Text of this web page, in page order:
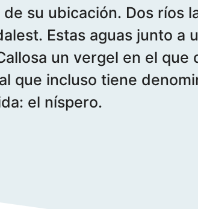
su ubicación. Dos ríos
Estas aguas junto a
un vergel en el que
que incluso tiene
el níspero.